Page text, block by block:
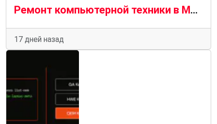
Ремонт компьютерной техники в Москве: услуги, диагностика, гарантия
17 дней назад